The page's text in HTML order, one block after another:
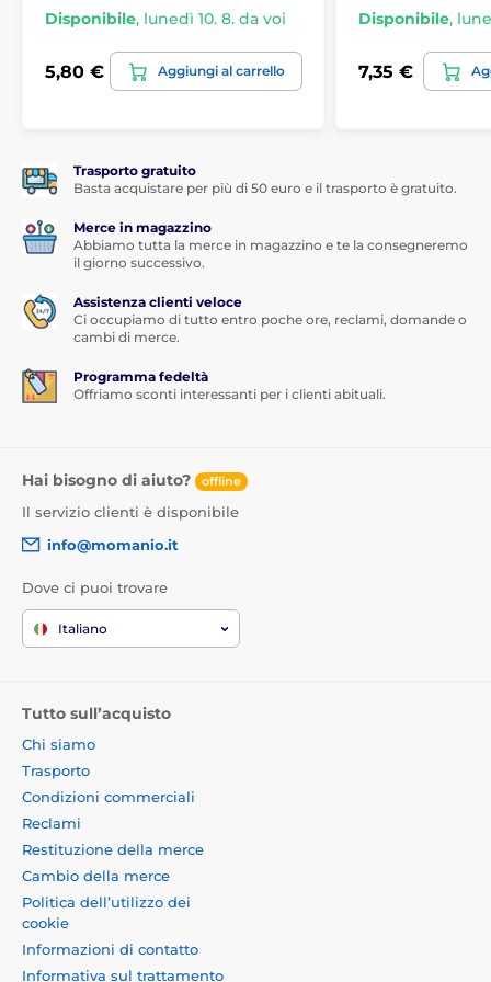
Disponibile, lunedì 10. 8. da voi
5,80 € Aggiungi al carrello
Disponibile,
7,35 €
Trasporto gratuito
Basta acquistare per più di 50 euro e il trasporto è gratuito.
Merce in magazzino
Abbiamo tutta la merce in magazzino e te la consegneremo
il giorno successivo.
Assistenza clienti veloce
Ci occupiamo di tutto entro poche ore, reclami, domande o
cambi di merce.
Programma fedeltà
Offriamo sconti interessanti per i clienti abituali.
Hai bisogno di aiuto? offline
Il servizio clienti è disponibile
info@momanio.it
Dove ci puoi trovare
Italiano
Tutto sull’acquisto
Chi siamo
Trasporto
Condizioni commerciali
Reclami
Restituzione della merce
Cambio della merce
Politica dell’utilizzo dei
cookie
Informazioni di contatto
Informativa sul trattamento